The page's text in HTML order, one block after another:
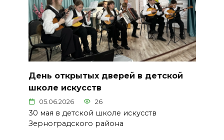
День открытых дверей в детской
школе искусств
05.06.2026 26
30 мая в детской школе искусств
Зерноградского района